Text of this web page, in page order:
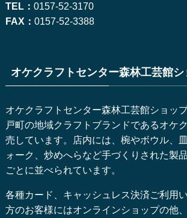
TEL： 0157-52-3170
FAX： 0157-52-3388
オケクラフトセンター森林工芸館シ
オケクラフトセンター森林工芸館ショッ
戸町の地域クラフトブランドであるオケ
売しています。店内には、椀やボウル、
ォーク、炒めへらなど手づくりされた製
ごとに並べられています。
各種カード、キャッシュレス決済ご利用
方のお客様にはオンラインショップの他